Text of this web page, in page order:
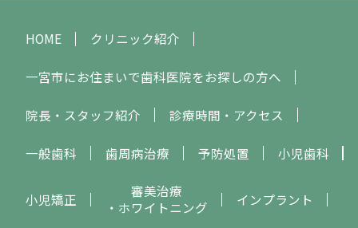
HOME クリニック紹介
一宮市にお住まいで歯科医院をお探しの方へ
院長・スタッフ紹介 診療時間・アクセス
一般歯科 歯周病治療 予防処置 小児歯科
小児矯正
審美治療
・ホワイトニング
インプラント